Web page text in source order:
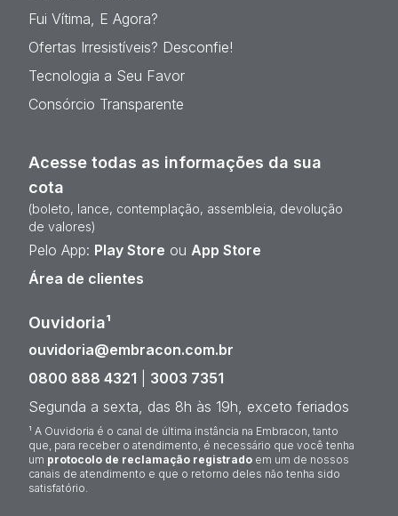
Fui Vítima, E Agora?
Ofertas Irresistíveis? Desconfie!
Tecnologia a Seu Favor
Consórcio Transparente
Acesse todas as informações da sua
cota
(boleto, lance, contemplação, assembleia, devolução
de valores)
Pelo App: Play Store ou App Store
Área de clientes
Ouvidoria¹
ouvidoria@embracon.com.br
0800 888 4321
3003 7351
Segunda a sexta, das 8h às 19h, exceto feriados
¹ A Ouvidoria é o canal de última instância na Embracon, tanto
que, para receber o atendimento, é necessário que você tenha
um protocolo de reclamação registrado em um de nossos
canais de atendimento e que o retorno deles não tenha sido
satisfatório.